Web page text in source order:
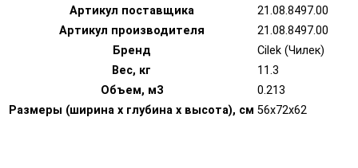
Артикул поставщика
21.08.8497.00
Артикул производителя
21.08.8497.00
Бренд
Cilek (Чилек)
Вес, кг
11.3
Объем, м3
0.213
Размеры (ширина х глубина х высота), см 56х72х62